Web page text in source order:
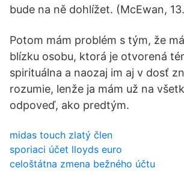
bude na ně dohlížet. (McEwan,
Potom mám problém s tým, že
blízku osobu, ktorá je otvorená
spirituálna a naozaj im aj v dosť
rozumie, lenže ja mám už na
odpoveď, ako predtým.
midas touch zlatý člen
sporiaci účet lloyds euro
celoštátna zmena bežného účtu